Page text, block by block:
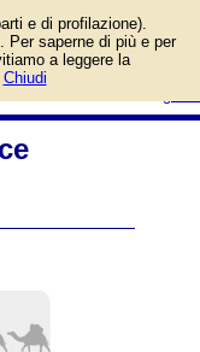
di Farmacia De Felice
(Avellino), Via Roma,
e di profilazione).
Per saperne di più e per
a leggere la
Chiudi